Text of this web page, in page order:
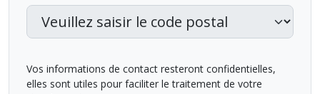
Vos informations de contact resteront confidentielles,
elles sont utiles pour faciliter le traitement de votre